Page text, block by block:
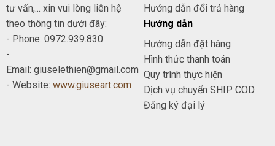
tư vấn,... xin vui lòng liên hệ
theo thông tin dưới đây:
- Phone: 0972.939.830
-
Email: giuselethien@gmail.com
- Website: www.giuseart.com
Hướng dẫn đổi trả hàng
Hướng dẫn
Hướng dẫn đặt hàng
Hình thức thanh toán
Quy trình thực hiện
Dịch vụ chuyển SHIP COD
Đăng ký đại lý